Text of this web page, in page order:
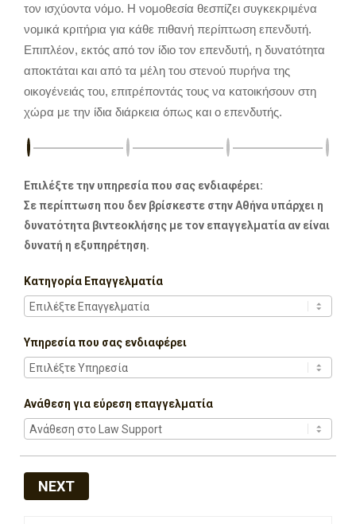
τον ισχύοντα νόμο. Η νομοθεσία θεσπίζει συγκεκριμένα
νομικά κριτήρια για κάθε πιθανή περίπτωση επενδυτή.
Επιπλέον, εκτός από τον ίδιο τον επενδυτή, η δυνατότητα
αποκτάται και από τα μέλη του στενού πυρήνα της
οικογένειάς του, επιτρέποντάς τους να κατοικήσουν στη
χώρα με την ίδια διάρκεια όπως και ο επενδυτής.
Επιλέξτε την υπηρεσία που σας ενδιαφέρει:
Σε περίπτωση που δεν βρίσκεστε στην Αθήνα υπάρχει η
δυνατότητα βιντεοκλήσης με τον επαγγελματία αν είναι
δυνατή η εξυπηρέτηση.
Κατηγορία Επαγγελματία
Υπηρεσία που σας ενδιαφέρει
Ανάθεση για εύρεση επαγγελματία
NEXT